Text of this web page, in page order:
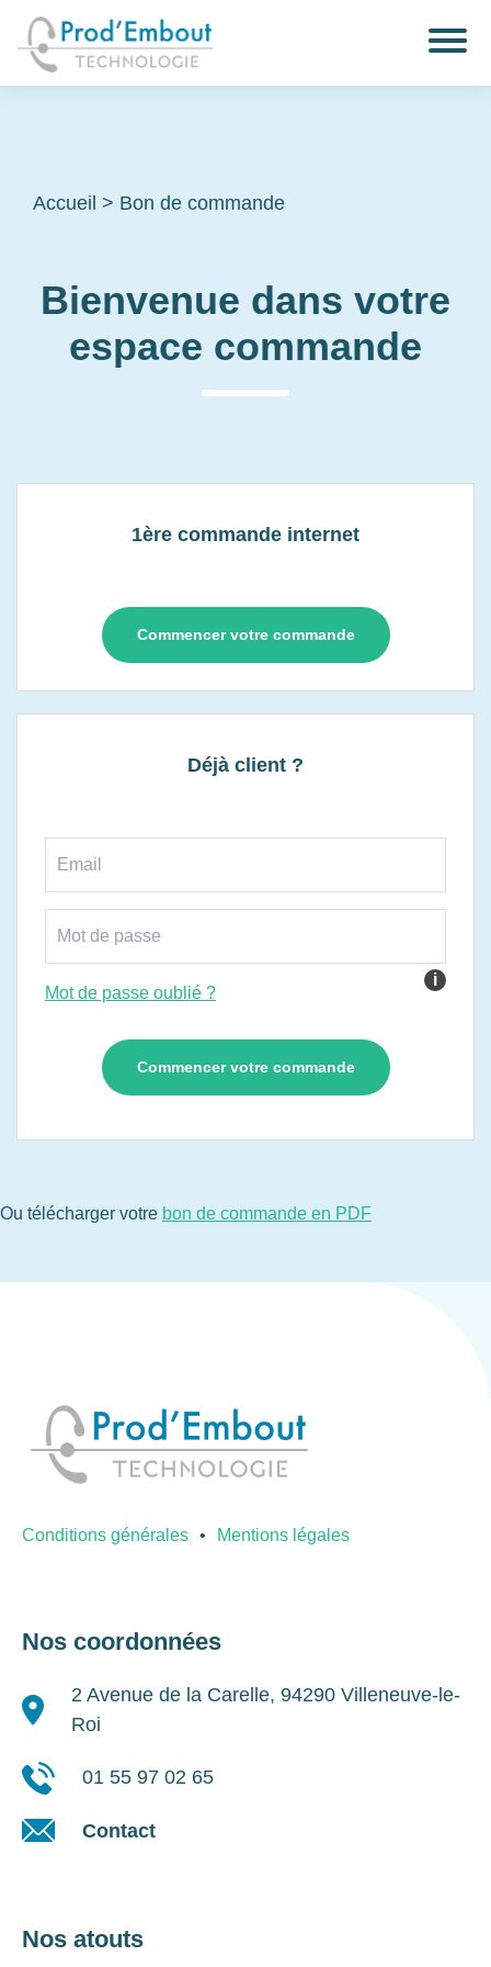
Accueil > Bon de commande
Bienvenue dans votre
espace commande
1ère commande internet
Commencer votre commande
Déjà client ?
i
Mot de passe oublié ?
Ou télécharger votre bon de commande en PDF
Conditions générales Mentions légales
Nos coordonnées
2 Avenue de la Carelle, 94290 Villeneuve-le-
Roi
01 55 97 02 65
Contact
Nos atouts